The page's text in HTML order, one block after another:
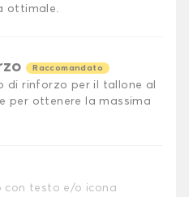
ottimale.
Raccomandato
di rinforzo per il tallone al
per ottenere la massima
con testo e/o icona